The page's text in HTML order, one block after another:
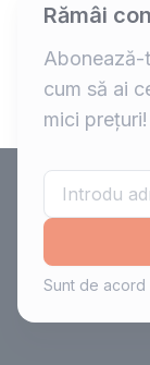
Rămâi
Abonează-
cum să ai
mici prețuri!
Sunt de